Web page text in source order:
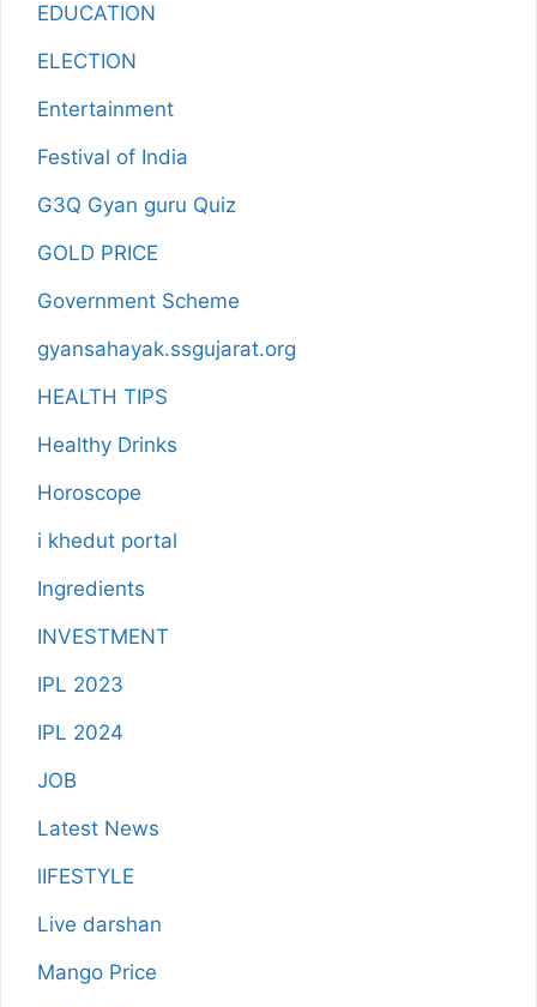
EDUCATION
ELECTION
Entertainment
Festival of India
G3Q Gyan guru Quiz
GOLD PRICE
Government Scheme
gyansahayak.ssgujarat.org
HEALTH TIPS
Healthy Drinks
Horoscope
i khedut portal
Ingredients
INVESTMENT
IPL 2023
IPL 2024
JOB
Latest News
lIFESTYLE
Live darshan
Mango Price